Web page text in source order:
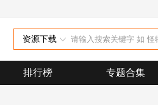
资源下载
排行榜 专题合集